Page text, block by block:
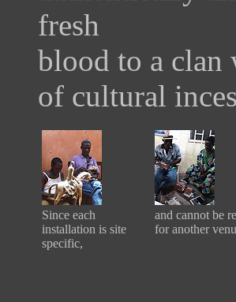
fresh
blood to a clan
of cultural
Since each
installation is site
specific,
and cannot be
for another